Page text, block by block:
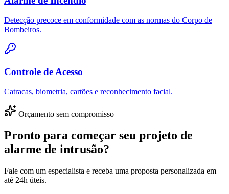
Detecção precoce em conformidade com as normas do Corpo de
Bombeiros.
Controle de Acesso
Catracas, biometria, cartões e reconhecimento facial.
Orçamento sem compromisso
Pronto para começar seu projeto de
alarme de intrusão?
Fale com um especialista e receba uma proposta personalizada em
até 24h úteis.